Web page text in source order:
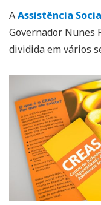
AAssistência
Governador Nunes
dividida em vários